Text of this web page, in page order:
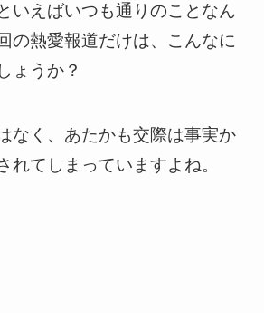
いえばいつも通りのことなん
の熱愛報道だけは、こんなに
ょうか？
なく、あたかも交際は事実か
れてしまっていますよね。